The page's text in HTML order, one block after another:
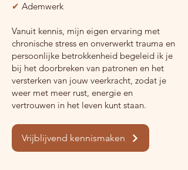
✔ Ademwerk
Vanuit kennis, mijn eigen ervaring met
chronische stress en onverwerkt trauma en
persoonlijke betrokkenheid begeleid ik je
bij het doorbreken van patronen en het
versterken van jouw veerkracht, zodat je
weer met meer rust, energie en
vertrouwen in het leven kunt staan.
Vrijblijvend kennismaken